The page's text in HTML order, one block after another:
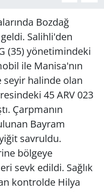
Bozdağ
Salihli'den
(35) yönetimindeki
ile Manisa'nın
halinde olan
45 ARV 023
Çarpmanın
Bayram
savruldu.
bölgeye
sevk edildi. Sağlık
kontrolde Hilya